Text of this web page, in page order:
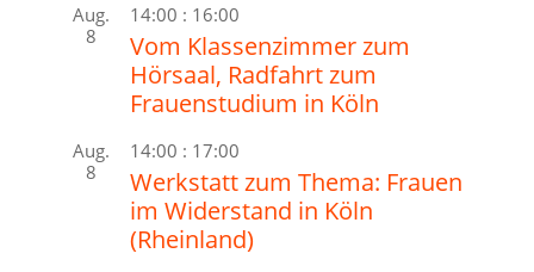
Aug.
8
14:00 : 16:00
Vom Klassenzimmer zum
Hörsaal, Radfahrt zum
Frauenstudium in Köln
Aug.
8
14:00 : 17:00
Werkstatt zum Thema: Frauen
im Widerstand in Köln
(Rheinland)